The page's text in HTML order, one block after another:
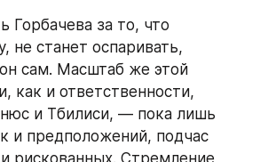
Горбачева за то, что
не станет оспаривать,
сам. Масштаб же этой
как и ответственности,
и Тбилиси, — пока лишь
и предположений, подчас